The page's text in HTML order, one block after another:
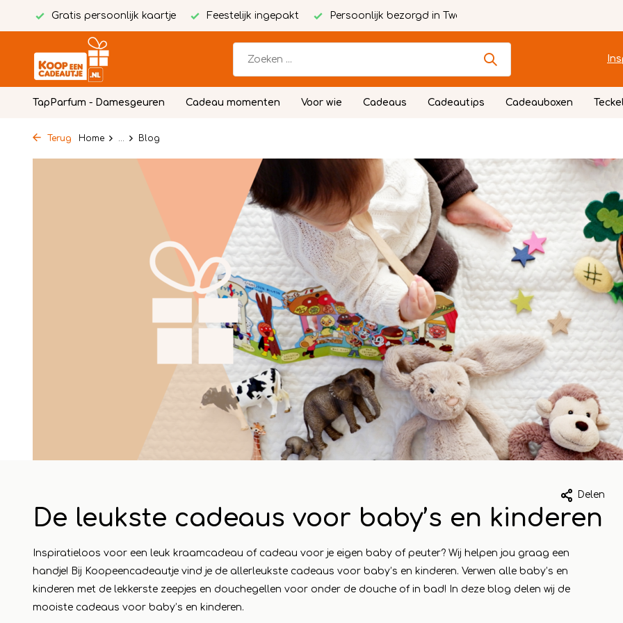
Gratis persoonlijk kaartje Feestelijk ingepakt Persoonlijk bezorgd in Twente
TapParfum - Damesgeuren Cadeau momenten Voor wie Cadeaus Cadeautips Cadeauboxen
Terug Home ... Blog
Delen
De leukste cadeaus voor baby’s en kinderen
Inspiratieloos voor een leuk kraamcadeau of cadeau voor je eigen baby of peuter? Wij helpen jou graag een
handje! Bij Koopeencadeautje vind je de allerleukste cadeaus voor baby’s en kinderen. Verwen alle baby’s en
kinderen met de lekkerste zeepjes en douchegellen voor onder de douche of in bad! In deze blog delen wij de
mooiste cadeaus voor baby’s en kinderen.
in
Cadeautjes voor de
camping - Vakantie
vieren in stijl
Maak van
winkelbezoek aan
Koopeencadeautje
een compleet
Ommer
Voor elk wat
Lees meer